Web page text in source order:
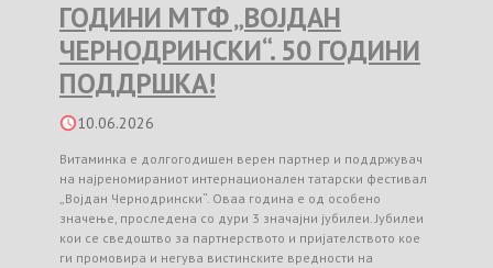
ГОДИНИ МТФ „ВОЈДАН
ЧЕРНОДРИНСКИ“. 50 ГОДИНИ
ПОДДРШКА!
10.06.2026
Витаминка е долгогодишен верен партнер и поддржувач
на најреномираниот интернационален татарски фестивал
„Војдан Чернодрински“. Оваа година е од особено
значење, проследена со дури 3 значајни јубилеи. Јубилеи
кои се сведоштво за партнерството и пријателството кое
ги промовира и негува вистинските вредности на